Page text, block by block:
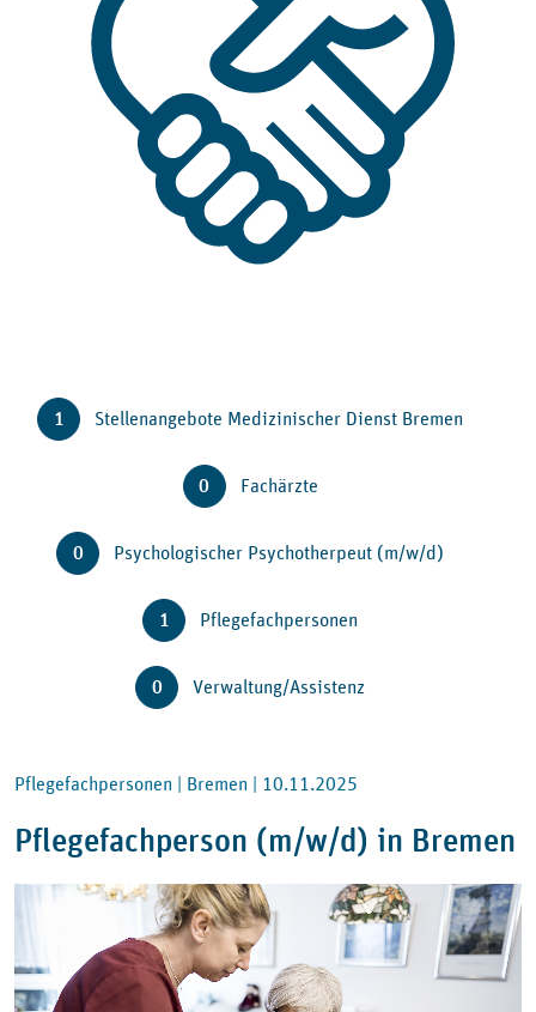
1 Stellenangebote Medizinischer Dienst Bremen
0 Fachärzte
0 Psychologischer Psychotherpeut (m/w/d)
1 Pflegefachpersonen
0 Verwaltung/Assistenz
Pflegefachpersonen | Bremen | 10.11.2025
Pflegefachperson (m/w/d) in Bremen